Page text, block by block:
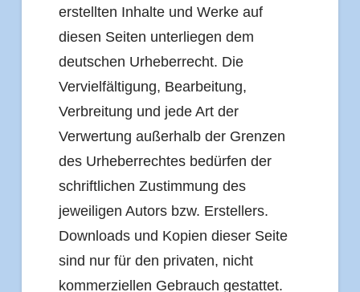
erstellten Inhalte und Werke auf
diesen Seiten unterliegen dem
deutschen Urheberrecht. Die
Vervielfältigung, Bearbeitung,
Verbreitung und jede Art der
Verwertung außerhalb der Grenzen
des Urheberrechtes bedürfen der
schriftlichen Zustimmung des
jeweiligen Autors bzw. Erstellers.
Downloads und Kopien dieser Seite
sind nur für den privaten, nicht
kommerziellen Gebrauch gestattet.